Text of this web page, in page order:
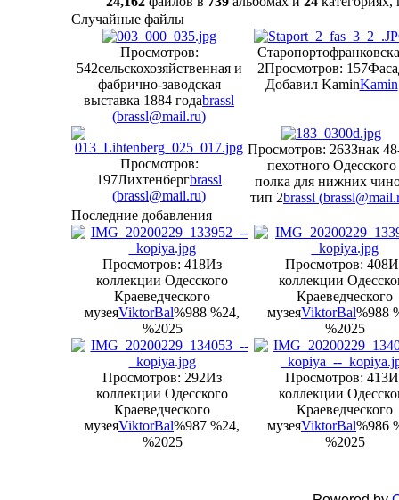
Случайные файлы
Просмотров:
542сельскохозяйственная и
фабрично-заводская
выставка 1884 годаbrassl
(brassl@mail.ru)
2Просмотров: 157
Добавил KaminKamin
Просмотров:
197Лихтенбергbrassl
(brassl@mail.ru)
Просмотров: 263Знак
пехотного Одесского
полка для нижних
тип 2brassl (
Последние добавления
Просмотров: 418Из
коллекции Одесского
Краеведческого
музеяViktorBal%988 %24,
%2025
Просмотров: 408
коллекции
Краеведческого
музеяViktorBal%988
%2025
Просмотров: 292Из
коллекции Одесского
Краеведческого
музеяViktorBal%987 %24,
%2025
Просмотров: 413
коллекции
Краеведческого
музеяViktorBal%986
%2025